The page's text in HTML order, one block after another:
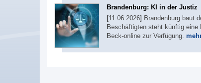
Brandenburg: KI in der Justiz
[11.06.2026] Brandenburg baut
Beschäftigten steht künftig eine
Beck-online zur Verfügung.